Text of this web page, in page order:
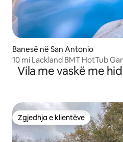
Banesë në San Antonio
10 mi Lackland BMT HotTub
Vila me vaskë me
Zgjedhja e klientëve
Zgjedhja e klientëve